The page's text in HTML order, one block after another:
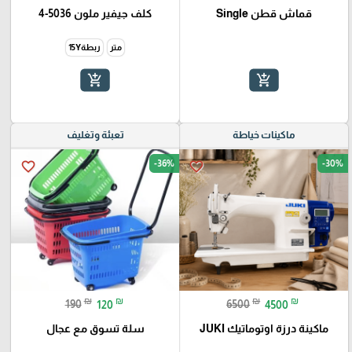
قماش قطن Single
add_shopping_cart
كلف جيفير ملون 5036-4
متر ربطة15Y
add_shopping_cart
ماكينات خياطة
favorite_border -30%
6500 ₪ 4500 ₪
ماكينة درزة اوتوماتيك JUKI
تعبئة وتغليف
favorite_border -36%
190 ₪ 120 ₪
سلة تسوق مع عجال